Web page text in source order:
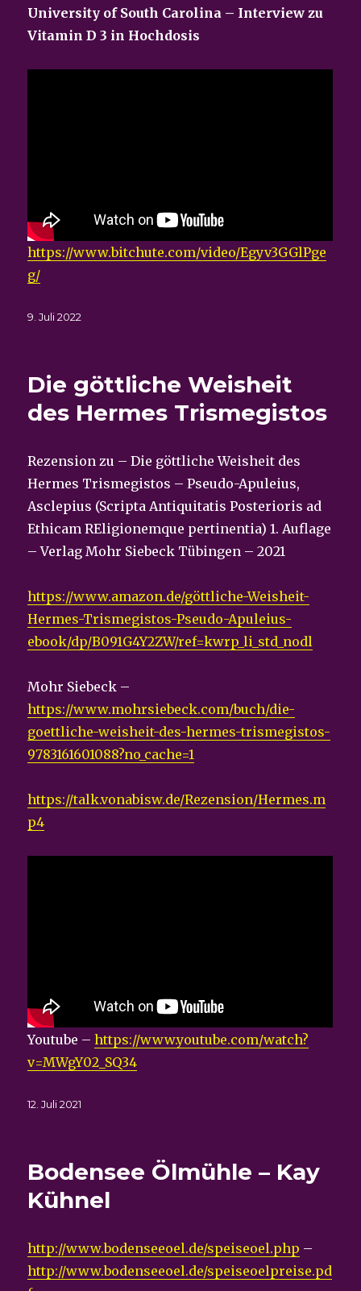
University of South Carolina – Interview zu
Vitamin D 3 in Hochdosis
https://www.bitchute.com/video/Egyv3GGlPge
g/
Veröffentlicht
9. Juli 2022
Die göttliche Weisheit
des Hermes Trismegistos
Rezension zu – Die göttliche Weisheit des
Hermes Trismegistos – Pseudo-Apuleius,
Asclepius (Scripta Antiquitatis Posterioris ad
Ethicam REligionemque pertinentia) 1. Auflage
– Verlag Mohr Siebeck Tübingen – 2021
https://www.amazon.de/göttliche-Weisheit-
Hermes-Trismegistos-Pseudo-Apuleius-
ebook/dp/B091G4Y2ZW/ref=kwrp_li_std_nodl
Mohr Siebeck –
https://www.mohrsiebeck.com/buch/die-
goettliche-weisheit-des-hermes-trismegistos-
9783161601088?no_cache=1
https://talk.vonabisw.de/Rezension/Hermes.m
p4
Youtube –https://www.youtube.com/watch?
v=MWgY02_SQ34
Veröffentlicht
12. Juli 2021
Bodensee Ölmühle – Kay
Kühnel
http://www.bodenseeoel.de/speiseoel.php –
http://www.bodenseeoel.de/speiseoelpreise.pd